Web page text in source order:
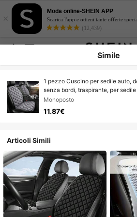
×
Moda online-SHEIN APP
Scarica l'app e ottieni tante offerte
(12,439)
Simile
1 pezzo Cuscino per sedile auto,
senza bordi, traspirante, per
cuscino singolo per tutte le
SUV, camion, roulotte
Monoposto
11.87€
Articoli Simili